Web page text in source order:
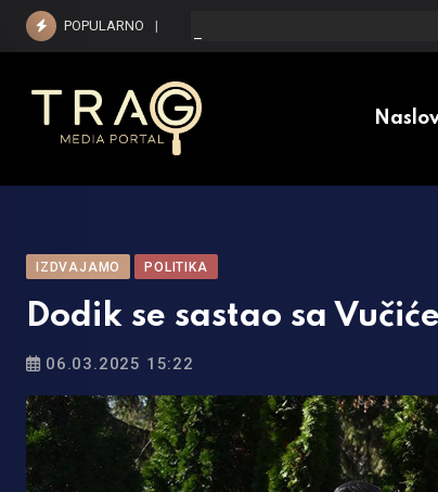
Skip
POPULARNO
IZDVAJAMO POLITIKA
Dodik se sastao sa
06.03.2025 15:22